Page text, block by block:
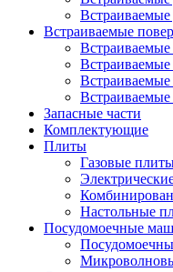
Встраиваемые
Встраиваемые
Запасные части
Комплектующие
Плиты
Газовые
Настольные
Посудомоечные